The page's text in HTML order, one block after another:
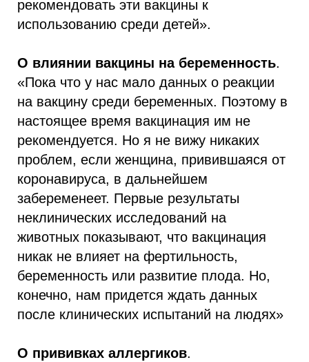
рекомендовать эти вакцины к
использованию среди детей».
О влиянии вакцины на беременность.
«Пока что у нас мало данных о реакции
на вакцину среди беременных. Поэтому в
настоящее время вакцинация им не
рекомендуется. Но я не вижу никаких
проблем, если женщина, привившаяся от
коронавируса, в дальнейшем
забеременеет. Первые результаты
неклинических исследований на
животных показывают, что вакцинация
никак не влияет на фертильность,
беременность или развитие плода. Но,
конечно, нам придется ждать данных
после клинических испытаний на людях»
О прививках аллергиков.